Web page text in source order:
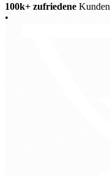
100k+ zufriedene Kunden
•